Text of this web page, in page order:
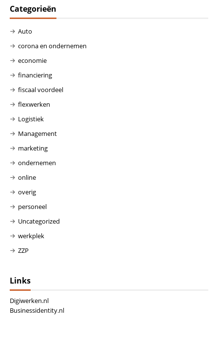
Categorieën
Auto
corona en ondernemen
economie
financiering
fiscaal voordeel
flexwerken
Logistiek
Management
marketing
ondernemen
online
overig
personeel
Uncategorized
werkplek
ZZP
Links
Digiwerken.nl
Businessidentity.nl